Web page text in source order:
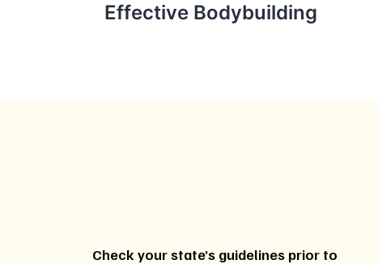
Effective Bodybuilding
Check your state’s guidelines prior to